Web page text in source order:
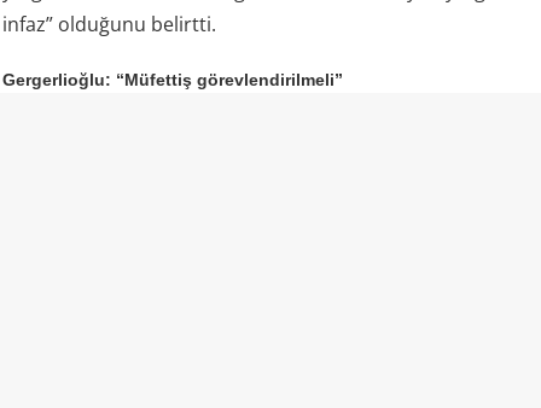
infaz” olduğunu belirtti.
Gergerlioğlu: “Müfettiş görevlendirilmeli”